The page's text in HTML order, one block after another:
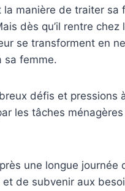
manière de traiter sa
dès qu’il rentre
se transforment en
sa femme.
défis et pressions
les tâches
une longue journée
de subvenir aux